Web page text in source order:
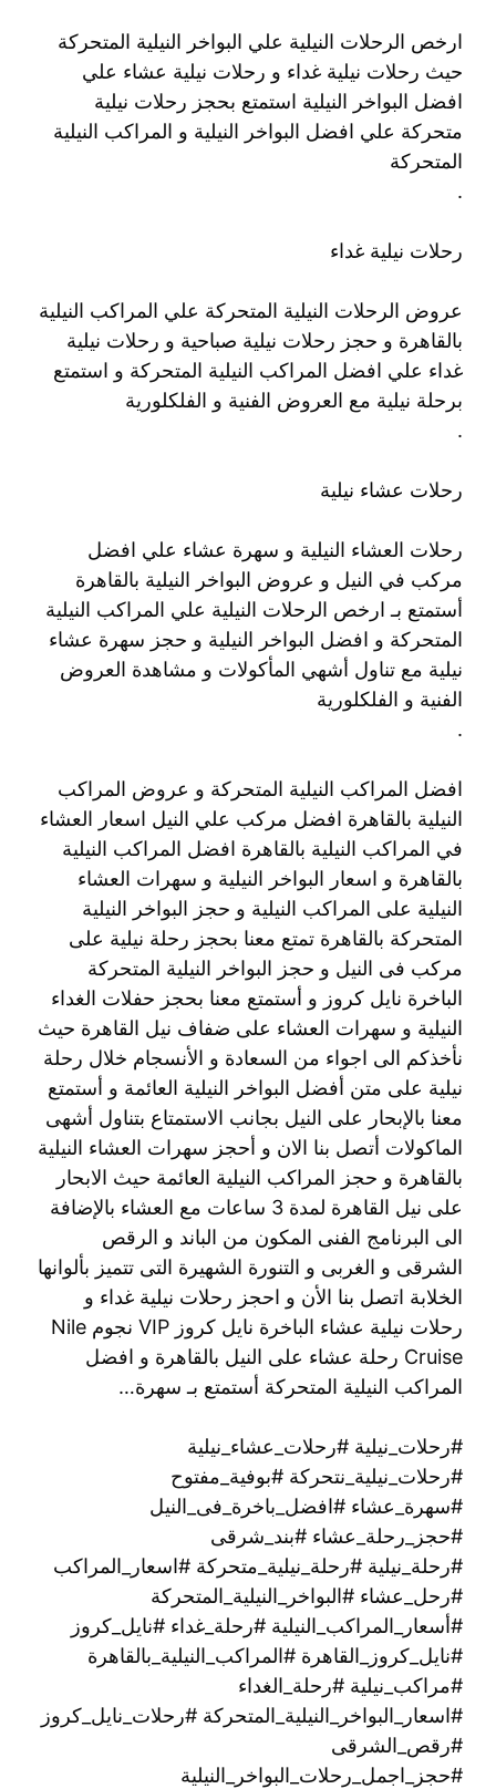
ارخص الرحلات النيلية علي البواخر النيلية المتحركة
حيث رحلات نيلية غداء و رحلات نيلية عشاء علي
افضل البواخر النيلية استمتع بحجز رحلات نيلية
متحركة علي افضل البواخر النيلية و المراكب النيلية
المتحركة
.
رحلات نيلية غداء
عروض الرحلات النيلية المتحركة علي المراكب النيلية
بالقاهرة و حجز رحلات نيلية صباحية و رحلات نيلية
غداء علي افضل المراكب النيلية المتحركة و استمتع
برحلة نيلية مع العروض الفنية و الفلكلورية
.
رحلات عشاء نيلية
رحلات العشاء النيلية و سهرة عشاء علي افضل
مركب في النيل و عروض البواخر النيلية بالقاهرة
أستمتع بـ ارخص الرحلات النيلية علي المراكب النيلية
المتحركة و افضل البواخر النيلية و حجز سهرة عشاء
نيلية مع تناول أشهي المأكولات و مشاهدة العروض
الفنية و الفلكلورية
.
افضل المراكب النيلية المتحركة و عروض المراكب
النيلية بالقاهرة افضل مركب علي النيل اسعار العشاء
في المراكب النيلية بالقاهرة افضل المراكب النيلية
بالقاهرة و اسعار البواخر النيلية و سهرات العشاء
النيلية على المراكب النيلية و حجز البواخر النيلية
المتحركة بالقاهرة تمتع معنا بحجز رحلة نيلية على
مركب فى النيل و حجز البواخر النيلية المتحركة
الباخرة نايل كروز و أستمتع معنا بحجز حفلات الغداء
النيلية و سهرات العشاء على ضفاف نيل القاهرة حيث
نأخذكم الى اجواء من السعادة و الأنسجام خلال رحلة
نيلية على متن أفضل البواخر النيلية العائمة و أستمتع
معنا بالإبحار على النيل بجانب الاستمتاع بتناول أشهى
الماكولات أتصل بنا الان و أحجز سهرات العشاء النيلية
بالقاهرة و حجز المراكب النيلية العائمة حيث الابحار
على نيل القاهرة لمدة 3 ساعات مع العشاء بالإضافة
الى البرنامج الفنى المكون من الباند و الرقص
الشرقى و الغربى و التنورة الشهيرة التى تتميز بألوانها
الخلابة اتصل بنا الأن و احجز رحلات نيلية غداء و
رحلات نيلية عشاء الباخرة نايل كروز VIP نجوم Nile
Cruise رحلة عشاء على النيل بالقاهرة و افضل
المراكب النيلية المتحركة أستمتع بـ سهرة…
#رحلات_نيلية #رحلات_عشاء_نيلية
#رحلات_نيلية_نتحركة #بوفية_مفتوح
#سهرة_عشاء #افضل_باخرة_فى_النيل
#حجز_رحلة_عشاء #بند_شرقى
#رحلة_نيلية #رحلة_نيلية_متحركة #اسعار_المراكب
#رحل_عشاء #البواخر_النيلية_المتحركة
#أسعار_المراكب_النيلية #رحلة_غداء #نايل_كروز
#نايل_كروز_القاهرة #المراكب_النيلية_بالقاهرة
#مراكب_نيلية #رحلة_الغداء
#اسعار_البواخر_النيلية_المتحركة #رحلات_نايل_كروز
#رقص_الشرقى
#حجز_اجمل_رحلات_البواخر_النيلية